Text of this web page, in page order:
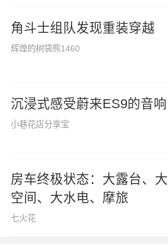
角斗士组队发现重装穿越
辉煌的树袋熊1460
沉浸式感受蔚来ES9的音响
小巷花店分享宝
房车终极状态：大露台、大
空间、大水电、摩旅
七火花